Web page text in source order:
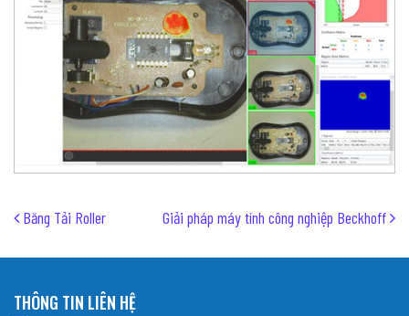
Post navigation
Băng Tải Roller Giải pháp máy tính công nghiệp Beckhoff
THÔNG TIN LIÊN HỆ